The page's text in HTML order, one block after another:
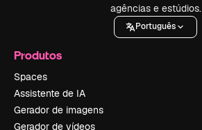
agências e estúdios.
Português
Produtos
Spaces
Assistente de IA
Gerador de imagens
Gerador de vídeos